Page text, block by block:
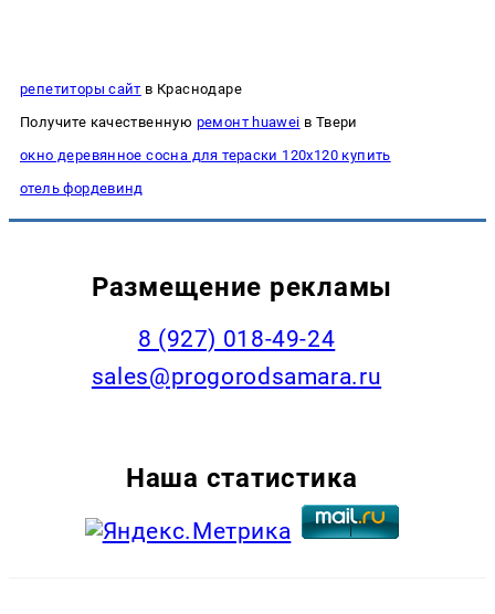
репетиторы сайт в Краснодаре
Получите качественную ремонт huawei в Твери
окно деревянное сосна для тераски 120х120 купить
отель фордевинд
Размещение рекламы
8 (927) 018-49-24
sales@progorodsamara.ru
Наша статистика